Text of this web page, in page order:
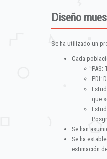
Diseño
Se ha utilizado un
Cada
PAS:
PDI:
que
Se han
Se ha
estimación